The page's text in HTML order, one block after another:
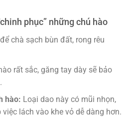
phục” những chú hào
chà sạch bùn đất, rong rêu
rất sắc, găng tay dày sẽ bảo
hào: Loại dao này có mũi nhọn,
lách vào khe vỏ dễ dàng hơn.